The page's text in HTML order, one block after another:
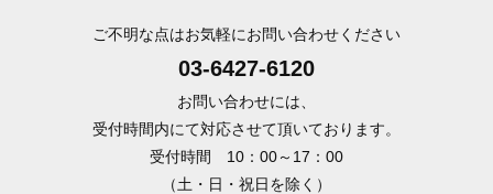
ご不明な点はお気軽にお問い合わせください
03-6427-6120
お問い合わせには、
受付時間内にて対応させて頂いております。
受付時間 10：00～17：00
（土・日・祝日を除く）